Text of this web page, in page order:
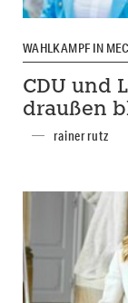
WAHLKAMPF IN
CDU und
draußen
rainer rutz